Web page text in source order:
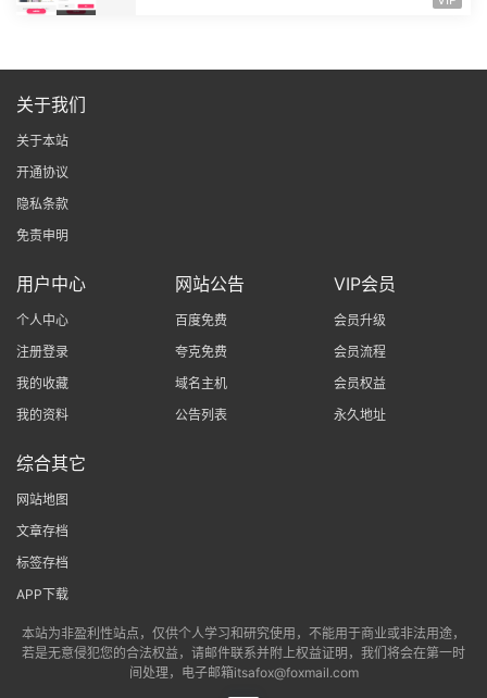
关于我们
关于本站
开通协议
隐私条款
免责申明
用户中心
个人中心
注册登录
我的收藏
我的资料
网站公告
百度免费
夸克免费
域名主机
公告列表
VIP会员
会员升级
会员流程
会员权益
永久地址
综合其它
网站地图
文章存档
标签存档
APP下载
本站为非盈利性站点，仅供个人学习和研究使用，不能用于商业或非法用途，
若是无意侵犯您的合法权益，请邮件联系并附上权益证明，我们将会在第一时
间处理，电子邮箱itsafox@foxmail.com